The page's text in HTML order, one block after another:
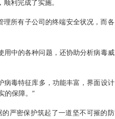
利完成了实施。
所有子公司的终端安全状况，而各
中的各种问题，还协助分析病毒威
毒特征库多，功能丰富，界面设计
的保障。”
严密保护筑起了一道坚不可摧的防